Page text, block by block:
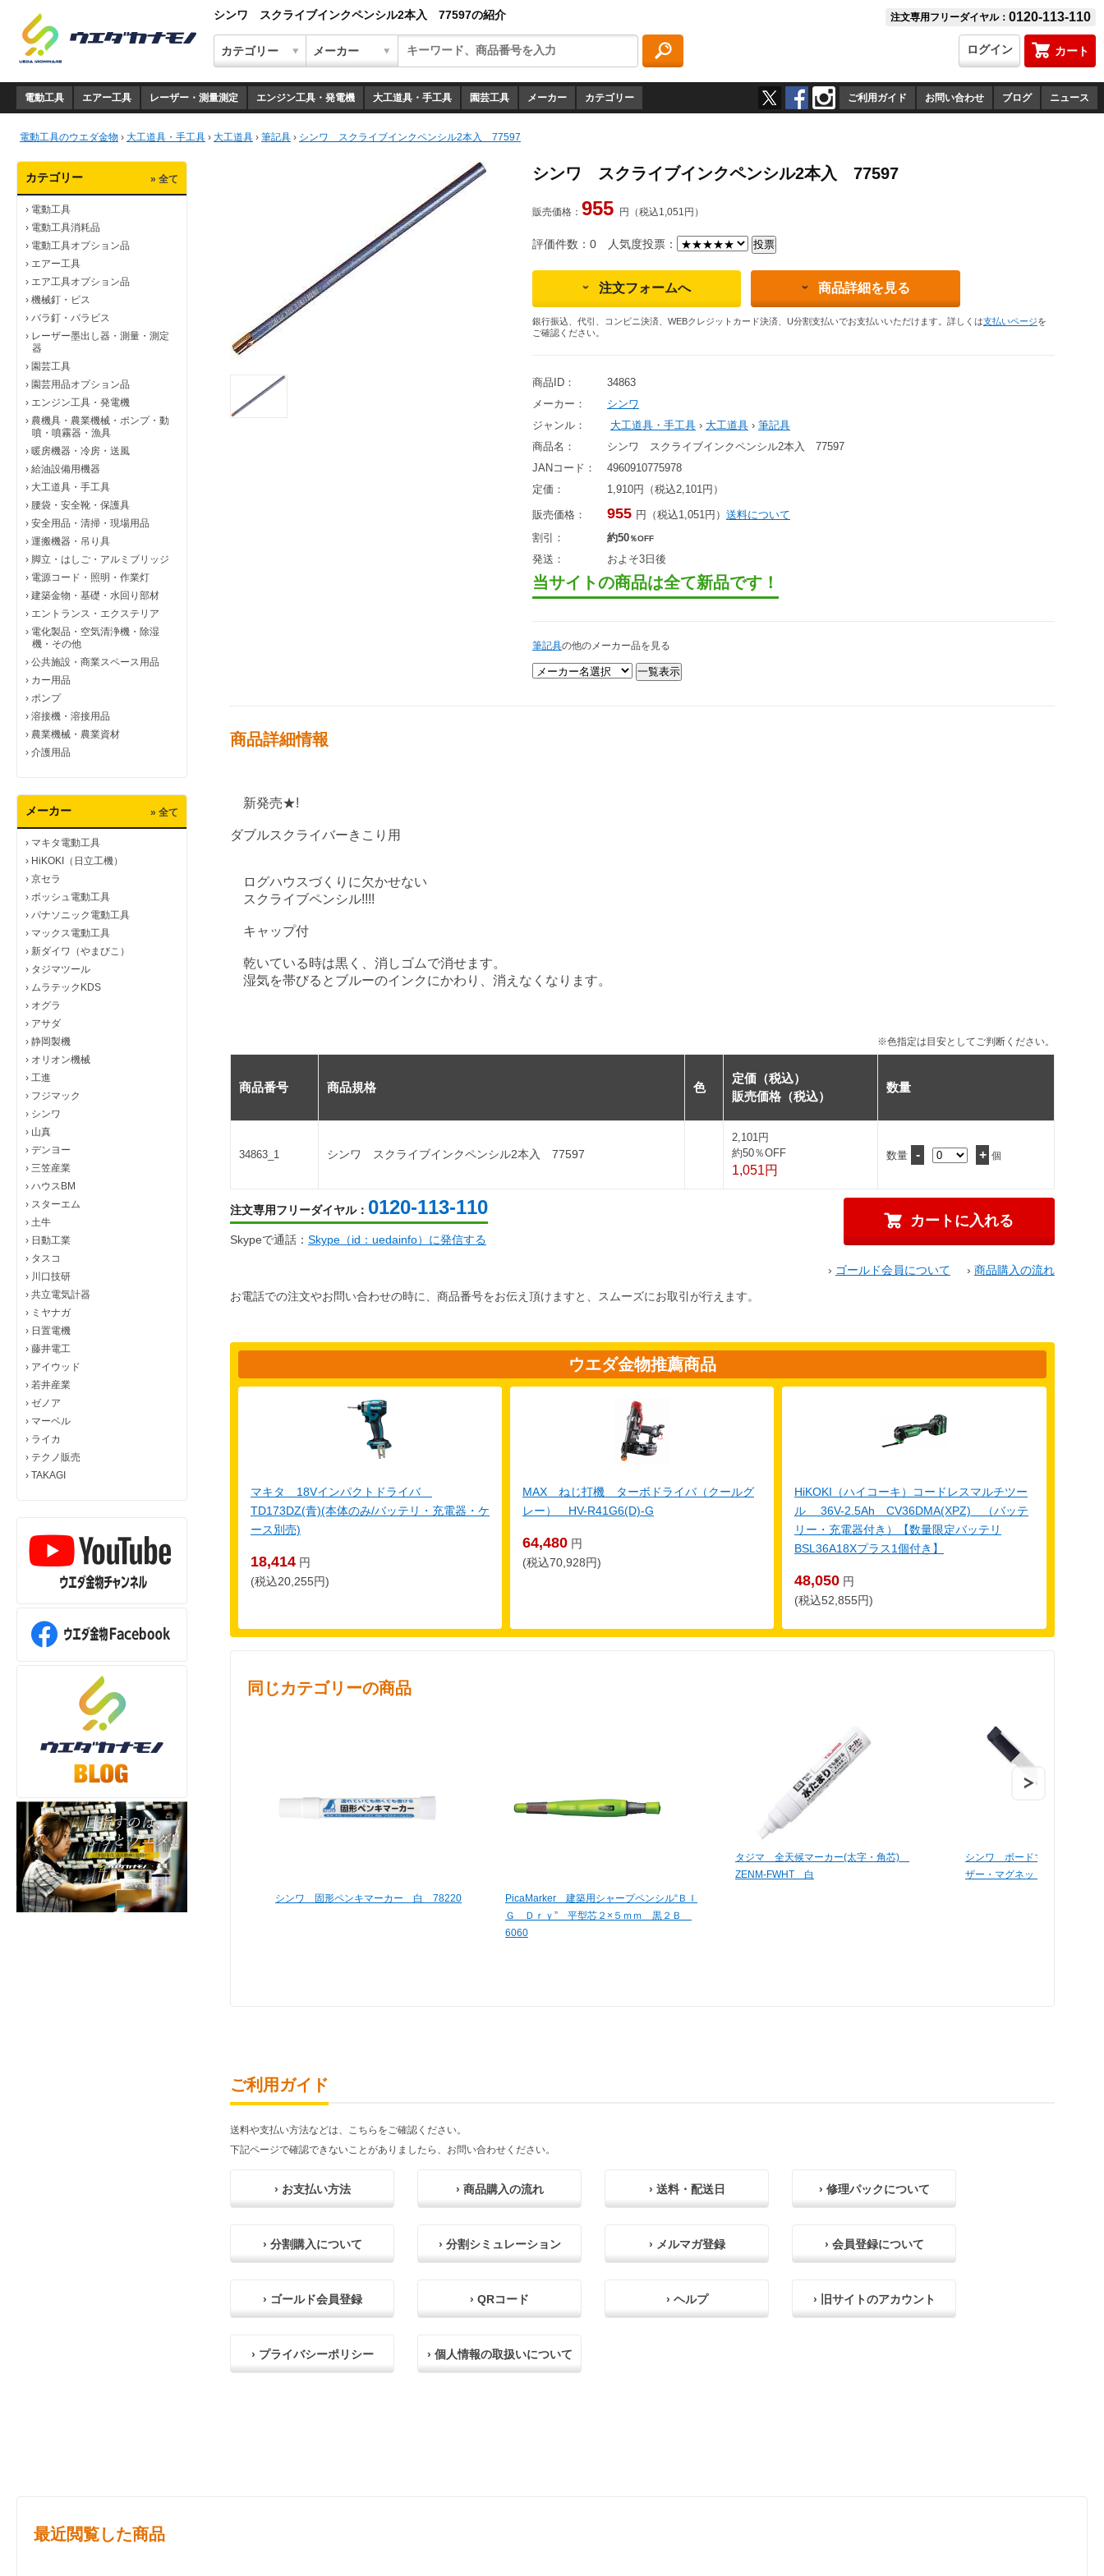
シンワ スクライブインクペンシル2本入 77597の紹介 注文専用フリーダイヤル： 0120-113-110
カート
ログイン
電動工具 エアー工具 レーザー・測量測定 エンジン工具・発電機 大工道具・手工具 園芸工具 メーカー カテゴリー ご利用ガイド お問い合わせ ブログ ニュース
電動工具のウエダ金物 › 大工道具・手工具 › 大工道具 › 筆記具 › シンワ スクライブインクペンシル2本入 77597
カテゴリー » 全て
› 電動工具
› 電動工具消耗品
› 電動工具オプション品
› エアー工具
› エア工具オプション品
› 機械釘・ビス
› バラ釘・バラビス
› レーザー墨出し器・測量・測定
器
› 園芸工具
› 園芸用品オプション品
› エンジン工具・発電機
› 農機具・農業機械・ポンプ・動
噴・噴霧器・漁具
› 暖房機器・冷房・送風
› 給油設備用機器
› 大工道具・手工具
› 腰袋・安全靴・保護具
› 安全用品・清掃・現場用品
› 運搬機器・吊り具
› 脚立・はしご・アルミブリッジ
› 電源コード・照明・作業灯
› 建築金物・基礎・水回り部材
› エントランス・エクステリア
› 電化製品・空気清浄機・除湿
機・その他
› 公共施設・商業スペース用品
› カー用品
› ポンプ
› 溶接機・溶接用品
› 農業機械・農業資材
› 介護用品
メーカー » 全て
› マキタ電動工具
› HiKOKI（日立工機）
› 京セラ
› ボッシュ電動工具
› パナソニック電動工具
› マックス電動工具
› 新ダイワ（やまびこ）
› タジマツール
› ムラテックKDS
› オグラ
› アサダ
› 静岡製機
› オリオン機械
› 工進
› フジマック
› シンワ
› 山真
› デンヨー
› 三笠産業
› ハウスBM
› スターエム
› 土牛
› 日動工業
› タスコ
› 川口技研
› 共立電気計器
› ミヤナガ
› 日置電機
› 藤井電工
› アイウッド
› 若井産業
› ゼノア
› マーベル
› ライカ
› テクノ販売
› TAKAGI
シンワ スクライブインクペンシル2本入 77597
販売価格： 955 円（税込1,051円）
評価件数：0 人気度投票：
注文フォームへ 商品詳細を見る
銀行振込、代引、コンビニ決済、WEBクレジットカード決済、U分割支払いでお支払いいただけます。詳しくは支払いページを
ご確認ください。
商品ID：
34863
メーカー：
シンワ
ジャンル：
大工道具・手工具 › 大工道具 › 筆記具
商品名：
シンワ スクライブインクペンシル2本入 77597
JANコード：
4960910775978
定価：
1,910円（税込2,101円）
販売価格： 955 円（税込1,051円） 送料について
割引：
約50％OFF
発送： およそ3日後
当サイトの商品は全て新品です！
筆記具の他のメーカー品を見る
商品詳細情報
新発売★!
ダブルスクライバーきこり用
ログハウスづくりに欠かせない
スクライブペンシル!!!!
キャップ付
乾いている時は黒く、消しゴムで消せます。
湿気を帯びるとブルーのインクにかわり、消えなくなります。
※色指定は目安としてご判断ください。
商品番号 商品規格 色
定価（税込）
販売価格（税込）
数量
34863_1 シンワ スクライブインクペンシル2本入 77597
2,101円
約50％OFF
1,051円
数量 - + 個
› ゴールド会員について › 商品購入の流れ
注文専用フリーダイヤル： 0120-113-110
Skypeで通話： Skype（id：uedainfo）に発信する
お電話での注文やお問い合わせの時に、商品番号をお伝え頂けますと、スムーズにお取引が行えます。
ウエダ金物推薦商品
マキタ 18Vインパクトドライバ
TD173DZ(青)(本体のみ/バッテリ・充電器・ケ
ース別売)
18,414 円
(税込20,255円)
MAX ねじ打機 ターボドライバ（クールグ
レー） HV-R41G6(D)-G
64,480 円
(税込70,928円)
HiKOKI（ハイコーキ）コードレスマルチツー
ル 36V-2.5Ah CV36DMA(XPZ) （バッテ
リー・充電器付き）【数量限定バッテリ
BSL36A18Xプラス1個付き】
48,050 円
(税込52,855円)
同じカテゴリーの商品
シンワ 固形ペンキマーカー 白 78220
PicaMarker 建築用シャープペンシル“ＢＩ
Ｇ Ｄｒｙ” 平型芯２×５ｍｍ 黒２Ｂ
6060
タジマ 全天候マーカー(太字・角芯)
ZENM-FWHT 白
シンワ ボードマーカー白 細
ザー・マグネット付 77730
ご利用ガイド
送料や支払い方法などは、こちらをご確認ください。
下記ページで確認できないことがありましたら、お問い合わせください。
› お支払い方法 › 商品購入の流れ › 送料・配送日 › 修理パックについて
› 分割購入について › 分割シミュレーション › メルマガ登録 › 会員登録について
› ゴールド会員登録 › QRコード › ヘルプ › 旧サイトのアカウント
› プライバシーポリシー › 個人情報の取扱いについて
最近閲覧した商品